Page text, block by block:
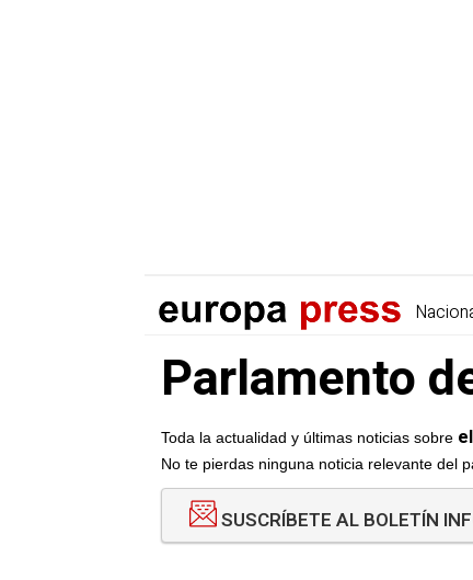
Parlamento
Toda la actualidad y últimas noticias sobre
No te pierdas ninguna noticia relevante del
SUSCRÍBETE AL BOLETÍN